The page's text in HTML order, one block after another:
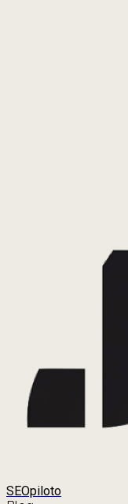
SEOpiloto